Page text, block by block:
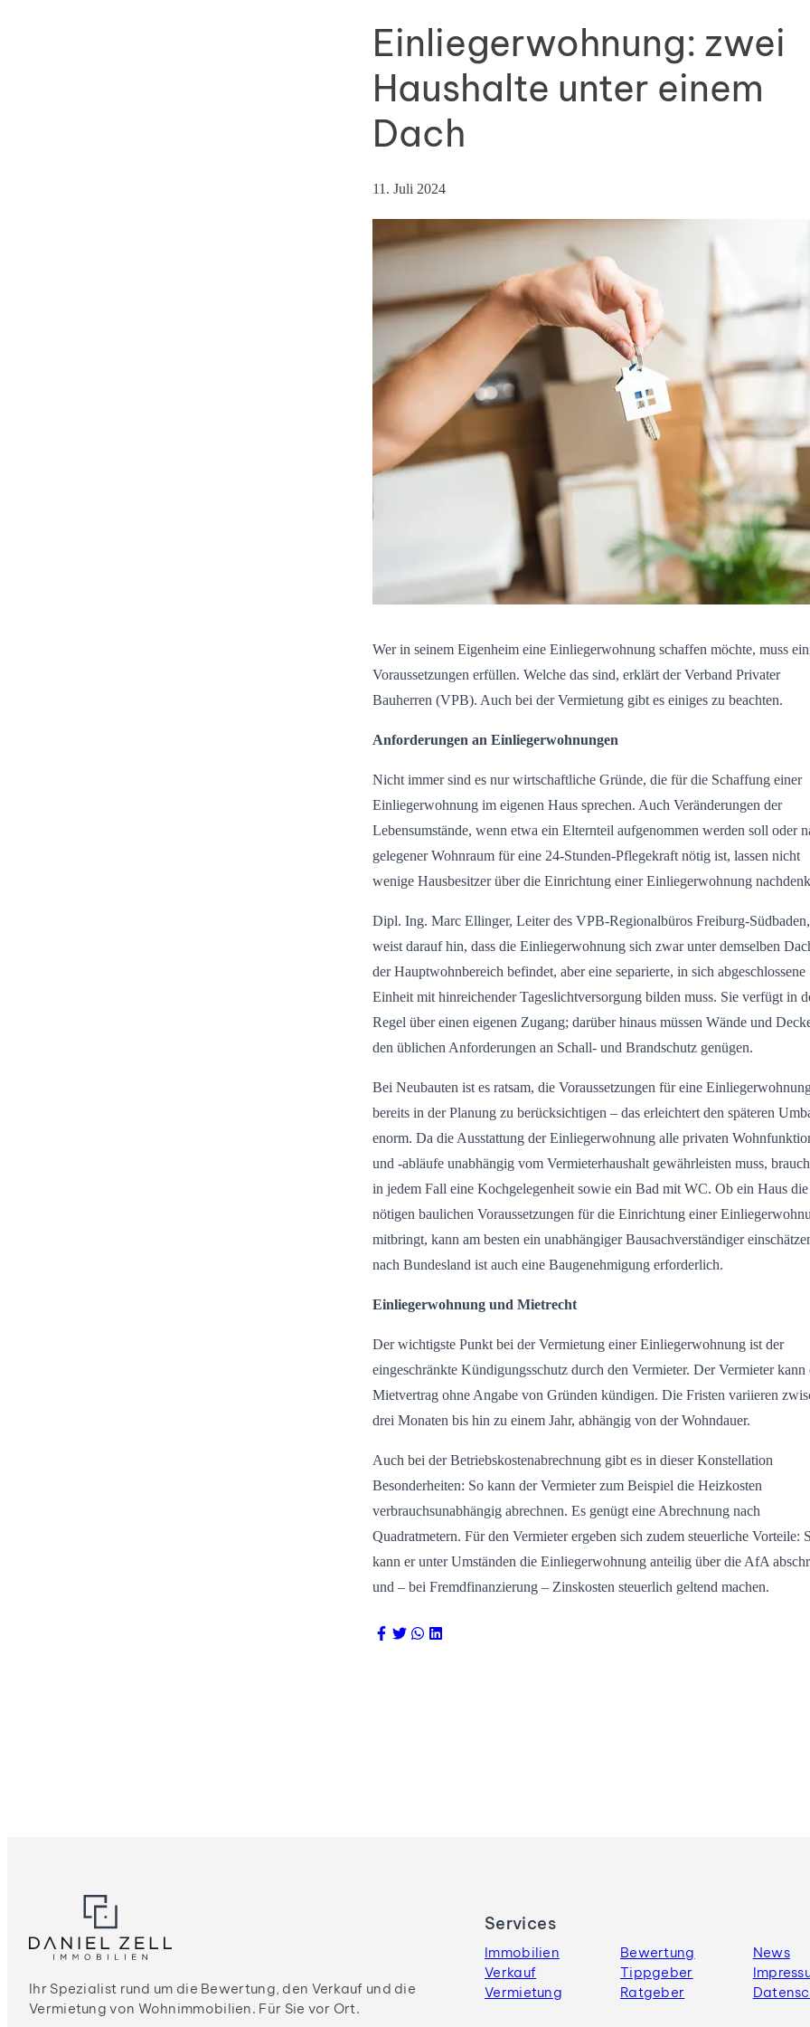
Einliegerwohnung: zwei
Haushalte unter einem
Dach
11. Juli 2024
Wer in seinem Eigenheim eine Einliegerwohnung schaffen möchte, muss
Voraussetzungen erfüllen. Welche das sind, erklärt der Verband Privater
Bauherren (VPB). Auch bei der Vermietung gibt es einiges zu beachten.
Anforderungen an Einliegerwohnungen
Nicht immer sind es nur wirtschaftliche Gründe, die für die Schaffung einer
Einliegerwohnung im eigenen Haus sprechen. Auch Veränderungen der
Lebensumstände, wenn etwa ein Elternteil aufgenommen werden soll oder
gelegener Wohnraum für eine 24-Stunden-Pflegekraft nötig ist, lassen nicht
wenige Hausbesitzer über die Einrichtung einer Einliegerwohnung
Dipl. Ing. Marc Ellinger, Leiter des VPB-Regionalbüros Freiburg-Südbaden,
weist darauf hin, dass die Einliegerwohnung sich zwar unter demselben
der Hauptwohnbereich befindet, aber eine separierte, in sich abgeschlossene
Einheit mit hinreichender Tageslichtversorgung bilden muss. Sie verfügt in
Regel über einen eigenen Zugang; darüber hinaus müssen Wände und
den üblichen Anforderungen an Schall- und Brandschutz genügen.
Bei Neubauten ist es ratsam, die Voraussetzungen für eine
bereits in der Planung zu berücksichtigen – das erleichtert den späteren
enorm. Da die Ausstattung der Einliegerwohnung alle privaten
und -abläufe unabhängig vom Vermieterhaushalt gewährleisten muss,
in jedem Fall eine Kochgelegenheit sowie ein Bad mit WC. Ob ein Haus die
nötigen baulichen Voraussetzungen für die Einrichtung einer
mitbringt, kann am besten ein unabhängiger Bausachverständiger
nach Bundesland ist auch eine Baugenehmigung erforderlich.
Einliegerwohnung und Mietrecht
Der wichtigste Punkt bei der Vermietung einer Einliegerwohnung ist der
eingeschränkte Kündigungsschutz durch den Vermieter. Der Vermieter kann
Mietvertrag ohne Angabe von Gründen kündigen. Die Fristen variieren
drei Monaten bis hin zu einem Jahr, abhängig von der Wohndauer.
Auch bei der Betriebskostenabrechnung gibt es in dieser Konstellation
Besonderheiten: So kann der Vermieter zum Beispiel die Heizkosten
verbrauchsunabhängig abrechnen. Es genügt eine Abrechnung nach
Quadratmetern. Für den Vermieter ergeben sich zudem steuerliche Vorteile:
kann er unter Umständen die Einliegerwohnung anteilig über die AfA
und – bei Fremdfinanzierung – Zinskosten steuerlich geltend machen.
Ihr Spezialist rund um die Bewertung, den Verkauf und die
Vermietung von Wohnimmobilien. Für Sie vor Ort.
Services
Immobilien
Verkauf
Vermietung
Bewertung
Tippgeber
Ratgeber
News